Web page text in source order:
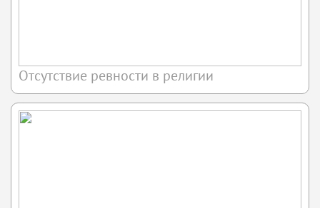
Отсутствие ревности в религии